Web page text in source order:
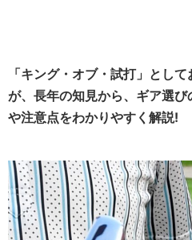
「キング・オブ・試打」とし
が、長年の知見から、ギア選
や注意点をわかりやすく解説!